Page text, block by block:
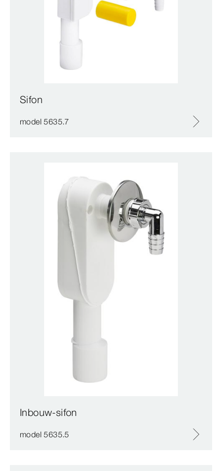
Sifon
model 5635.7
Inbouw-sifon
model 5635.5